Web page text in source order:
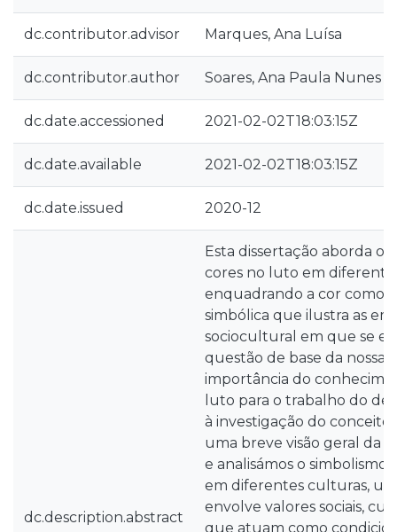
dc.contributor.advisor Marques, Ana Luísa
dc.contributor.author Soares, Ana Paula Nunes
dc.date.accessioned 2021-02-02T18:03:15Z
dc.date.available 2021-02-02T18:03:15Z
dc.date.issued 2020-12
dc.description.abstract
Esta dissertação aborda o
cores no luto em
enquadrando a cor como
simbólica que ilustra as
sociocultural em que se
questão de base da nossa
importância do
luto para o trabalho do
à investigação do
uma breve visão geral da
e analisámos o simbolismo
em diferentes culturas,
envolve valores sociais,
que atuam como